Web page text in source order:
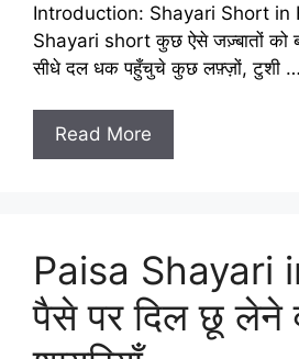
Introduction: Shayari Short in
Shayari short कुछ ऐसे जज़्बातों को
सीधे दल धक पहुँचुचे कुछ लफ़्ज़ों, टुशी …
Read More
Paisa Shayari
पैसे पर दिल छू लेने